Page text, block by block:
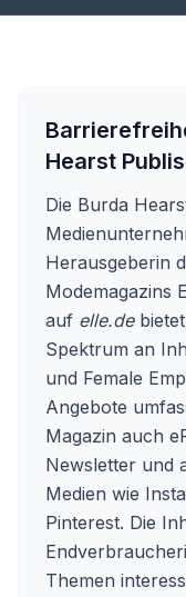
Hearst
Die Burda
Herausgeberin
Modemagazins
auf elle.debietet
Spektrum an
und Female
Angebote
Magazin auch
Newsletter und
Medien wie
Pinterest. Die
Themen